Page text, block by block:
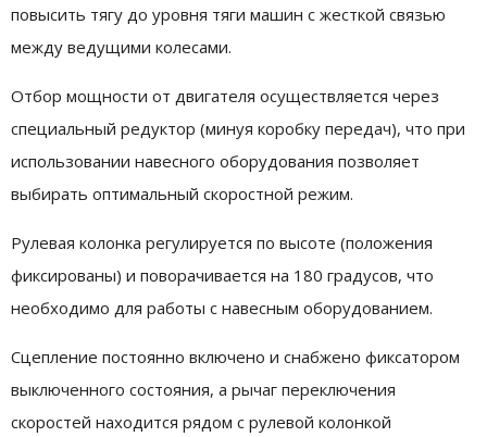
повысить тягу до уровня тяги машин с жесткой связью
между ведущими колесами.
Отбор мощности от двигателя осуществляется через
специальный редуктор (минуя коробку передач), что при
использовании навесного оборудования позволяет
выбирать оптимальный скоростной режим.
Рулевая колонка регулируется по высоте (положения
фиксированы) и поворачивается на 180 градусов, что
необходимо для работы с навесным оборудованием.
Сцепление постоянно включено и снабжено фиксатором
выключенного состояния, а рычаг переключения
скоростей находится рядом с рулевой колонкой